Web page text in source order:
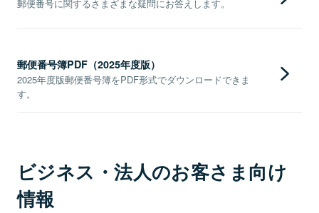
郵便番号に関するさまざまな疑問にお答えします。
郵便番号簿PDF（2025年度版）
2025年度版郵便番号簿をPDF形式でダウンロードできま
す。
ビジネス・法人のお客さま向け
情報